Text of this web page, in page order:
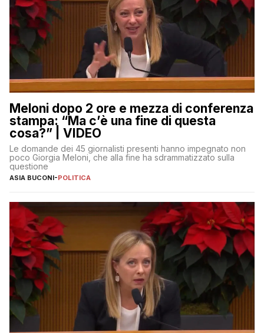
Meloni dopo 2 ore e mezza di conferenza
stampa: “Ma c’è una fine di questa
cosa?” | VIDEO
Le domande dei 45 giornalisti presenti hanno impegnato non
poco Giorgia Meloni, che alla fine ha sdrammatizzato sulla
questione
ASIA BUCONI-POLITICA